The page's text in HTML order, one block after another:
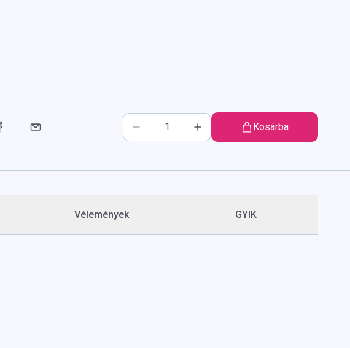
Kosárba
Vélemények GYIK